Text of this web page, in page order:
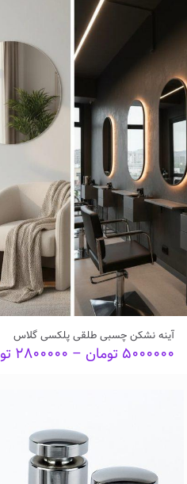
آینه نشکن چسبی طلقی پلکسی گلاس
۵۰۰۰۰۰۰ تومان – ۲۸۰۰۰۰۰